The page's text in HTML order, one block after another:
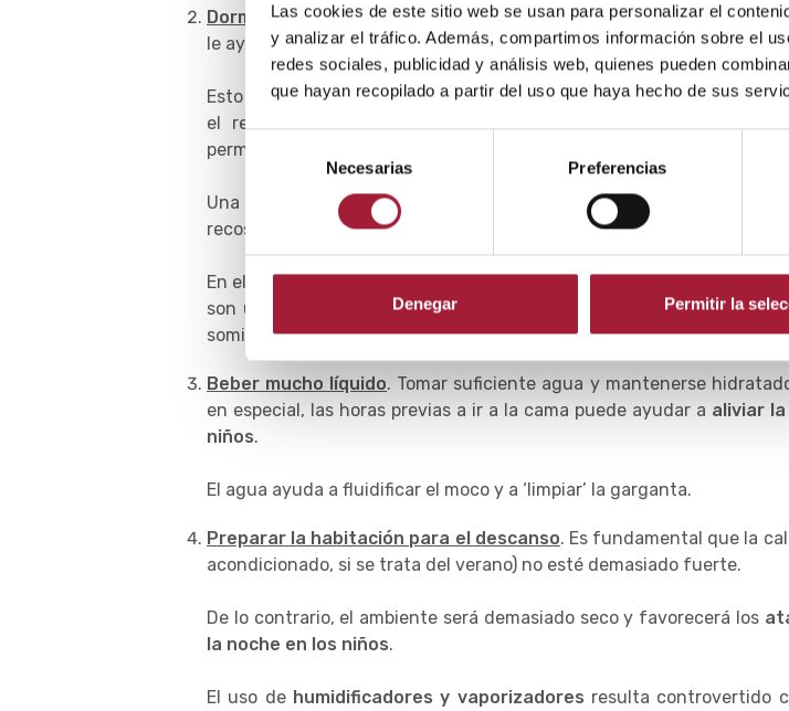
Las cookies de este sitio web se usan para personalizar el
y analizar el tráfico. Además, compartimos información sobre el
redes sociales, publicidad y análisis web, quienes pueden
que hayan recopilado a partir del uso que haya hecho de sus
Selección
consentimiento
Necesarias Preferencias
Denegar Permitir la
Dormir en posición incorporada. Cuando el niño tienemucha tos y
le ayudará intentar descansar en una posición erguida o semierguida.
Esto puede traducirse en dormir en una sillita de paseo de unos 45º
el regazo de los padres. En estos casos, sin embargo, los
permanecer despiertos para prevenir accidentes.
Una vez en la cama, se pueden utilizar cojines para conseguir
recostada y sentada.
En el caso detos nocturna en bebés, sin embargo, no se deben
son un factor de riesgo del síndrome de muerte súbita del lactante.
somieres permiten un cierto grado de inclinación, lo que puede ser
Beber mucho líquido. Tomar suficiente agua y mantenerse
en especial, las horas previas a ir a la cama puede ayudar a aliviar
niños.
El agua ayuda a fluidificar el moco y a ‘limpiar’ la garganta.
Preparar la habitación para el descanso. Es fundamental que la
acondicionado, si se trata del verano) no esté demasiado fuerte.
De lo contrario, el ambiente será demasiado seco y favorecerá los
la noche en los niños.
El uso de humidificadores y vaporizadores resulta controvertido